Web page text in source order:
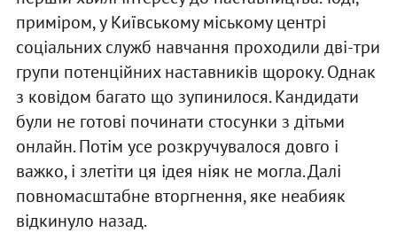
приміром, у Київському міському центрі
соціальних служб навчання проходили дві-три
групи потенційних наставників щороку. Однак
з ковідом багато що зупинилося. Кандидати
були не готові починати стосунки з дітьми
онлайн. Потім усе розкручувалося довго і
важко, і злетіти ця ідея ніяк не могла. Далі
повномасштабне вторгнення, яке неабияк
відкинуло назад.